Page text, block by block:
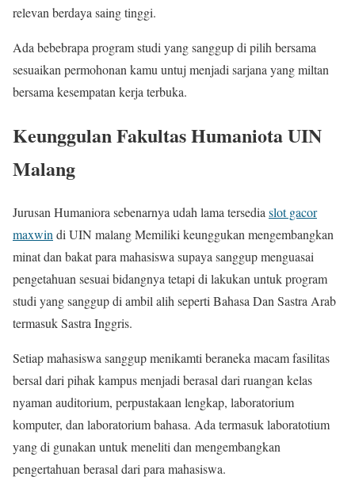
relevan berdaya saing tinggi.
Ada bebebrapa program studi yang sanggup di pilih bersama
sesuaikan permohonan kamu untuj menjadi sarjana yang miltan
bersama kesempatan kerja terbuka.
Keunggulan Fakultas Humaniota UIN
Malang
Jurusan Humaniora sebenarnya udah lama tersedia slot gacor
maxwin di UIN malang Memiliki keunggukan mengembangkan
minat dan bakat para mahasiswa supaya sanggup menguasai
pengetahuan sesuai bidangnya tetapi di lakukan untuk program
studi yang sanggup di ambil alih seperti Bahasa Dan Sastra Arab
termasuk Sastra Inggris.
Setiap mahasiswa sanggup menikamti beraneka macam fasilitas
bersal dari pihak kampus menjadi berasal dari ruangan kelas
nyaman auditorium, perpustakaan lengkap, laboratorium
komputer, dan laboratorium bahasa. Ada termasuk laboratotium
yang di gunakan untuk meneliti dan mengembangkan
pengertahuan berasal dari para mahasiswa.